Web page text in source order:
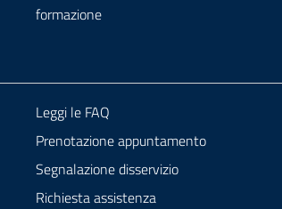
formazione
Leggi le FAQ
Prenotazione appuntamento
Segnalazione disservizio
Richiesta assistenza